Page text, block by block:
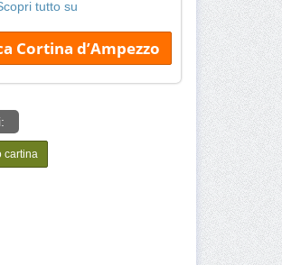
tutto su
Cortina d’Ampezzo
cartina